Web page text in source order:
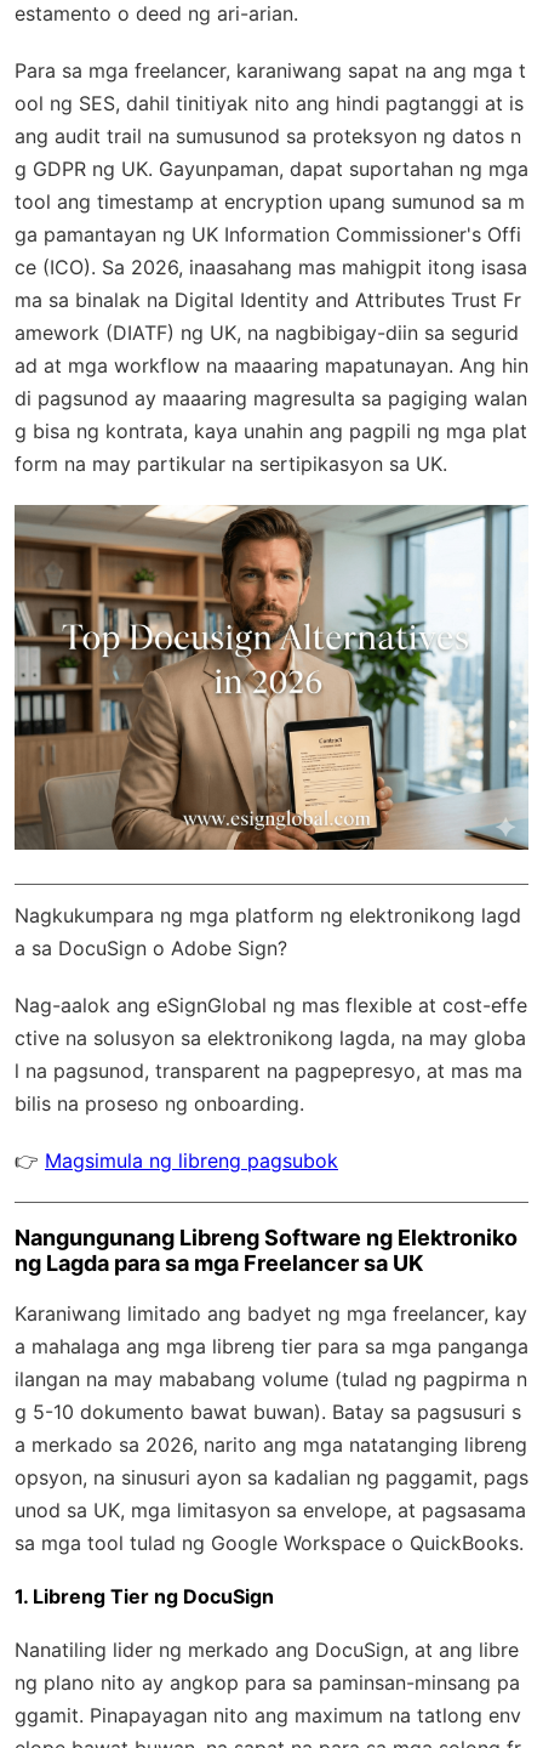
estamento o deed ng ari-arian.
Para sa mga freelancer, karaniwang sapat na ang mga t
ool ng SES, dahil tinitiyak nito ang hindi pagtanggi at is
ang audit trail na sumusunod sa proteksyon ng datos n
g GDPR ng UK. Gayunpaman, dapat suportahan ng mga
tool ang timestamp at encryption upang sumunod sa m
ga pamantayan ng UK Information Commissioner's Offi
ce (ICO). Sa 2026, inaasahang mas mahigpit itong isasa
ma sa binalak na Digital Identity and Attributes Trust Fr
amework (DIATF) ng UK, na nagbibigay-diin sa segurid
ad at mga workflow na maaaring mapatunayan. Ang hin
di pagsunod ay maaaring magresulta sa pagiging walan
g bisa ng kontrata, kaya unahin ang pagpili ng mga plat
form na may partikular na sertipikasyon sa UK.
Nagkukumpara ng mga platform ng elektronikong lagd
a sa DocuSign o Adobe Sign?
Nag-aalok ang eSignGlobal ng mas flexible at cost-effe
ctive na solusyon sa elektronikong lagda, na may globa
l na pagsunod, transparent na pagpepresyo, at mas ma
bilis na proseso ng onboarding.
👉 Magsimula ng libreng pagsubok
Nangungunang Libreng Software ng Elektroniko
ng Lagda para sa mga Freelancer sa UK
Karaniwang limitado ang badyet ng mga freelancer, kay
a mahalaga ang mga libreng tier para sa mga panganga
ilangan na may mababang volume (tulad ng pagpirma n
g 5-10 dokumento bawat buwan). Batay sa pagsusuri s
a merkado sa 2026, narito ang mga natatanging libreng
opsyon, na sinusuri ayon sa kadalian ng paggamit, pags
unod sa UK, mga limitasyon sa envelope, at pagsasama
sa mga tool tulad ng Google Workspace o QuickBooks.
1. Libreng Tier ng DocuSign
Nanatiling lider ng merkado ang DocuSign, at ang libre
ng plano nito ay angkop para sa paminsan-minsang pa
ggamit. Pinapayagan nito ang maximum na tatlong env